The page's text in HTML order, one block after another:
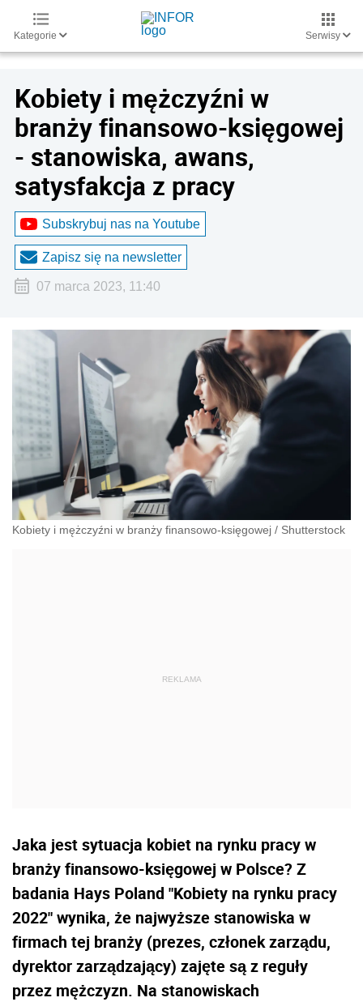
Kategorie Serwisy
Kobiety i mężczyźni w
branży finansowo-księgowej
- stanowiska, awans,
satysfakcja z pracy
Subskrybuj nas na Youtube
Zapisz się na newsletter
07 marca 2023, 11:40
Kobiety i mężczyźni w branży finansowo-księgowej / Shutterstock
Jaka jest sytuacja kobiet na rynku pracy w
branży finansowo-księgowej w Polsce? Z
badania Hays Poland "Kobiety na rynku pracy
2022" wynika, że najwyższe stanowiska w
firmach tej branży (prezes, członek zarządu,
dyrektor zarządzający) zajęte są z reguły
przez mężczyzn. Na stanowiskach